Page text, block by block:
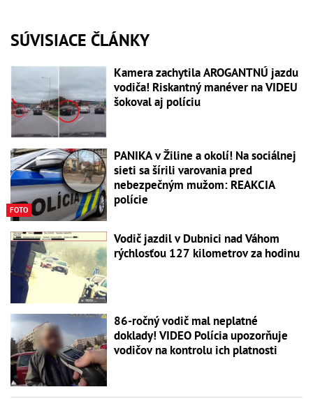
SÚVISIACE ČLÁNKY
Kamera zachytila AROGANTNÚ jazdu
vodiča! Riskantný manéver na VIDEU
šokoval aj políciu
FOTO
PANIKA v Žiline a okolí! Na sociálnej
sieti sa šírili varovania pred
nebezpečným mužom: REAKCIA
polície
Vodič jazdil v Dubnici nad Váhom
rýchlosťou 127 kilometrov za hodinu
86-ročný vodič mal neplatné
doklady! VIDEO Polícia upozorňuje
vodičov na kontrolu ich platnosti